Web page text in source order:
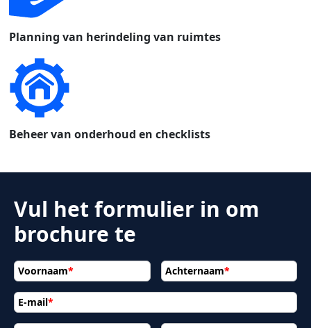
Planning van herindeling van ruimtes
Beheer van onderhoud en checklists
Vul het formulier in om
brochure te
Voornaam* Achternaam*
E-mail*